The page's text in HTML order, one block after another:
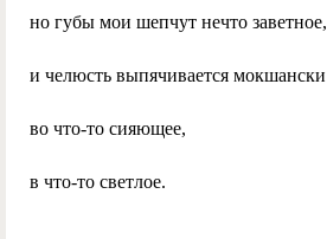
но губы мои шепчут нечто заветное,
и челюсть выпячивается мокшански
во что-то сияющее,
в что-то светлое.